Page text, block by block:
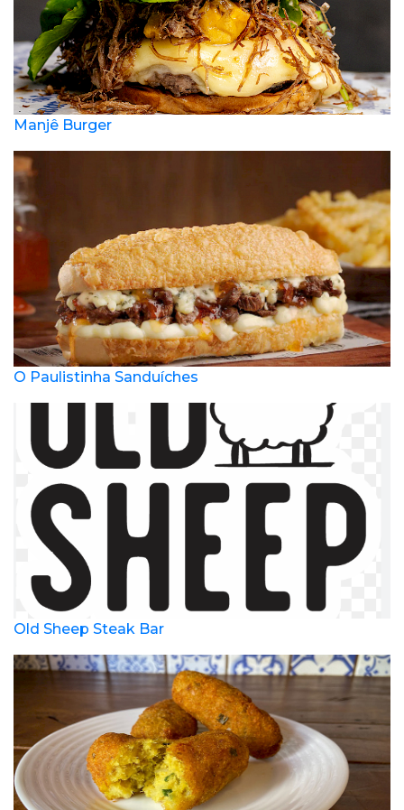
Manjê Burger
O Paulistinha Sanduíches
Old Sheep Steak Bar